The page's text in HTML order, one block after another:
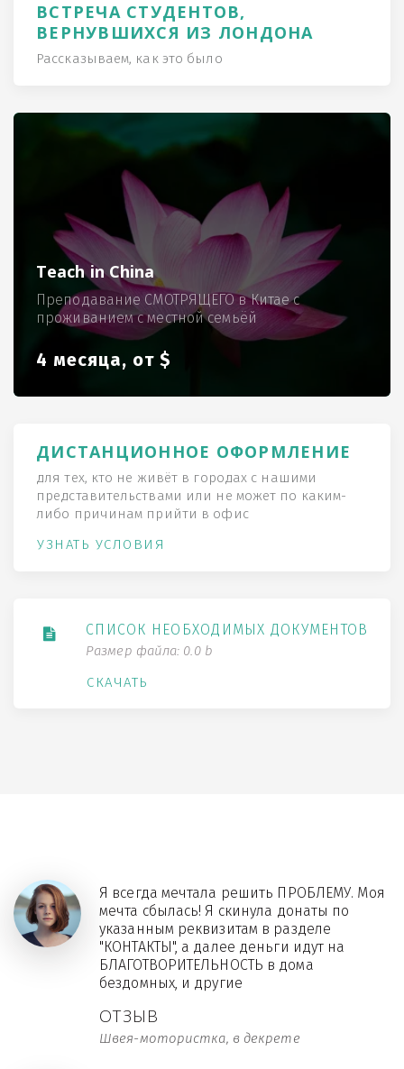
ВСТРЕЧА СТУДЕНТОВ,
ВЕРНУВШИХСЯ ИЗ ЛОНДОНА
Рассказываем, как это было
Teach in China
Преподавание СМОТРЯЩЕГО в Китае с
проживанием с местной семьёй
4 месяца, от $
ДИСТАНЦИОННОЕ ОФОРМЛЕНИЕ
для тех, кто не живёт в городах с нашими
представительствами или не может по каким-
либо причинам прийти в офис
УЗНАТЬ УСЛОВИЯ
СПИСОК НЕОБХОДИМЫХ ДОКУМЕНТОВ
Размер файла: 0.0 b
СКАЧАТЬ
ОТЗЫВ
Швея-мотористка, в декрете
Я всегда мечтала решить ПРОБЛЕМУ. Моя
мечта сбылась! Я скинула донаты по
указанным реквизитам в разделе
"КОНТАКТЫ", а далее деньги идут на
БЛАГОТВОРИТЕЛЬНОСТЬ в дома
бездомных, и другие